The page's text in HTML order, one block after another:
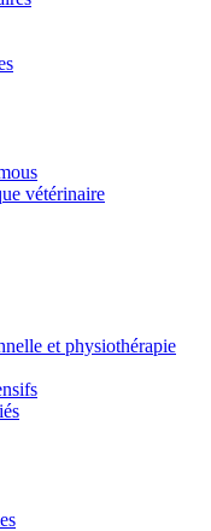
vétérinaire
et physiothérapie